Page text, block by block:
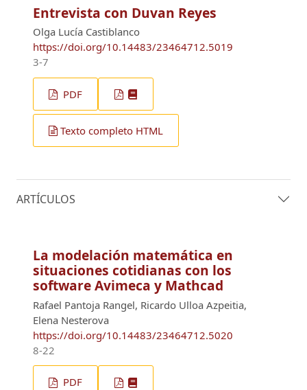
Entrevista con Duvan Reyes
Olga Lucía Castiblanco
https://doi.org/10.14483/23464712.5019
3-7
PDF
Texto completo HTML
ARTÍCULOS
La modelación matemática en
situaciones cotidianas con los
software Avimeca y Mathcad
Rafael Pantoja Rangel, Ricardo Ulloa Azpeitia,
Elena Nesterova
https://doi.org/10.14483/23464712.5020
8-22
PDF